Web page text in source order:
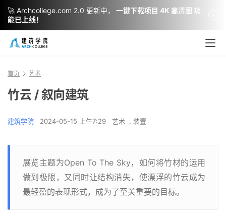
首页 艺术
竹云 / 叙向建筑
建筑学院 2024-05-15 上午7:29 艺术 , 装置
展览主题为Open To The Sky，如何将竹材的运用
做到极限，又同时让结构消失，使漂浮的竹云成为
最轻盈的表现形式，成为了至关重要的目标。
🚀 Archcollege.com 2.0 更新中，
一键下载项目 4K 高清图 功
能已上线！